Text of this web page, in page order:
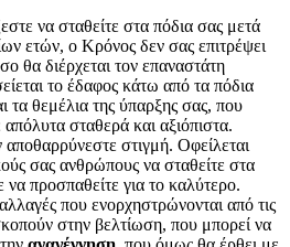
να σταθείτε στα πόδια σας μετά
ετών, ο Κρόνος δεν σας επιτρέψει
θα διέρχεται τον επαναστάτη
το έδαφος κάτω από τα πόδια
τα θεμέλια της ύπαρξης σας, που
σταθερά και αξιόπιστα.
στιγμή. Οφείλεται
σας ανθρώπους να σταθείτε στα
να προσπαθείτε για το καλύτερο.
που ενορχηστρώνονται από τις
στην βελτίωση, που μπορεί να